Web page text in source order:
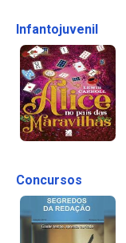
Infantojuvenil
Concursos